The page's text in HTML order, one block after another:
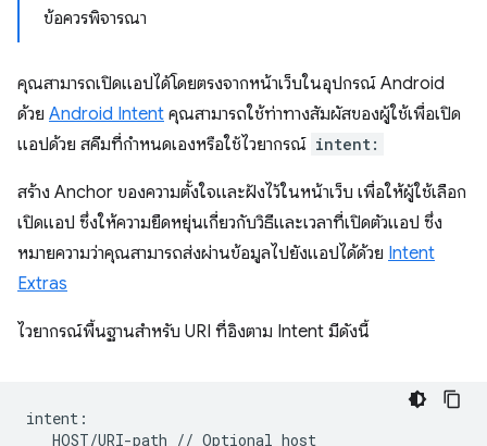
ข้อควรพิจารณา
คุณสามารถเปิดแอปได้โดยตรงจากหน้าเว็บในอุปกรณ์ Android
ด้วย Android Intent คุณสามารถใช้ท่าทางสัมผัสของผู้ใช้เพื่อเปิด
แอปด้วย สคีมที่กำหนดเองหรือใช้ไวยากรณ์ intent:
สร้าง Anchor ของความตั้งใจและฝังไว้ในหน้าเว็บ เพื่อให้ผู้ใช้เลือก
เปิดแอป ซึ่งให้ความยืดหยุ่นเกี่ยวกับวิธีและเวลาที่เปิดตัวแอป ซึ่ง
หมายความว่าคุณสามารถส่งผ่านข้อมูลไปยังแอปได้ด้วย Intent
Extras
ไวยากรณ์พื้นฐานสำหรับ URI ที่อิงตาม Intent มีดังนี้
intent:
   HOST/URI-path // Optional host